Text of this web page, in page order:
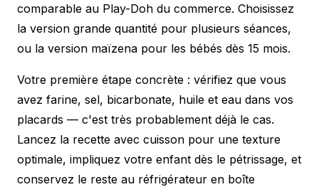
comparable au Play-Doh du commerce. Choisissez
la version grande quantité pour plusieurs séances,
ou la version maïzena pour les bébés dès 15 mois.
Votre première étape concrète : vérifiez que vous
avez farine, sel, bicarbonate, huile et eau dans vos
placards — c'est très probablement déjà le cas.
Lancez la recette avec cuisson pour une texture
optimale, impliquez votre enfant dès le pétrissage, et
conservez le reste au réfrigérateur en boîte